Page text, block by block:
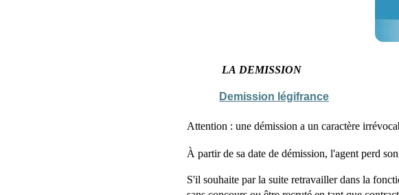
LA DEMISSION
Demission légifrance
Attention : une démission a un caractère
À partir de sa date de démission, l'agent perd
S'il souhaite par la suite retravailler dans la